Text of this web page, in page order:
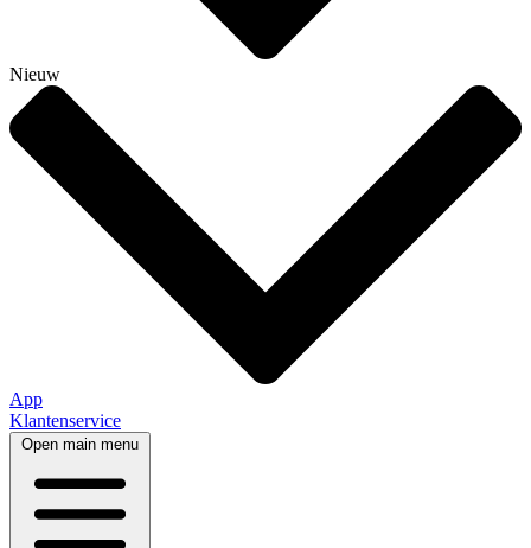
Nieuw
App
Klantenservice
Open main menu